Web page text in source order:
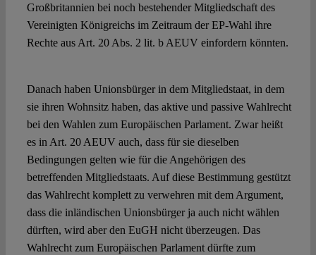
Großbritannien bei noch bestehender Mitgliedschaft des
Vereinigten Königreichs im Zeitraum der EP-Wahl ihre
Rechte aus Art. 20 Abs. 2 lit. b AEUV einfordern könnten.
Danach haben Unionsbürger in dem Mitgliedstaat, in dem
sie ihren Wohnsitz haben, das aktive und passive Wahlrecht
bei den Wahlen zum Europäischen Parlament. Zwar heißt
es in Art. 20 AEUV auch, dass für sie dieselben
Bedingungen gelten wie für die Angehörigen des
betreffenden Mitgliedstaats. Auf diese Bestimmung gestützt
das Wahlrecht komplett zu verwehren mit dem Argument,
dass die inländischen Unionsbürger ja auch nicht wählen
dürften, wird aber den EuGH nicht überzeugen. Das
Wahlrecht zum Europäischen Parlament dürfte zum